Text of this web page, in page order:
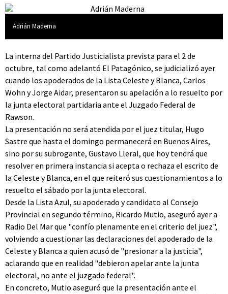
Adrián Maderna
La interna del Partido Justicialista prevista para el 2 de
octubre, tal como adelantó El Patagónico, se judicializó ayer
cuando los apoderados de la Lista Celeste y Blanca, Carlos
Wohn y Jorge Aidar, presentaron su apelación a lo resuelto por
la junta electoral partidaria ante el Juzgado Federal de
Rawson.
La presentación no será atendida por el juez titular, Hugo
Sastre que hasta el domingo permanecerá en Buenos Aires,
sino por su subrogante, Gustavo Lleral, que hoy tendrá que
resolver en primera instancia si acepta o rechaza el escrito de
la Celeste y Blanca, en el que reiteró sus cuestionamientos a lo
resuelto el sábado por la junta electoral.
Desde la Lista Azul, su apoderado y candidato al Consejo
Provincial en segundo término, Ricardo Mutio, aseguró ayer a
Radio Del Mar que "confío plenamente en el criterio del juez",
volviendo a cuestionar las declaraciones del apoderado de la
Celeste y Blanca a quien acusó de "presionar a la justicia",
aclarando que en realidad "debieron apelar ante la junta
electoral, no ante el juzgado federal".
En concreto, Mutio aseguró que la presentación ante el